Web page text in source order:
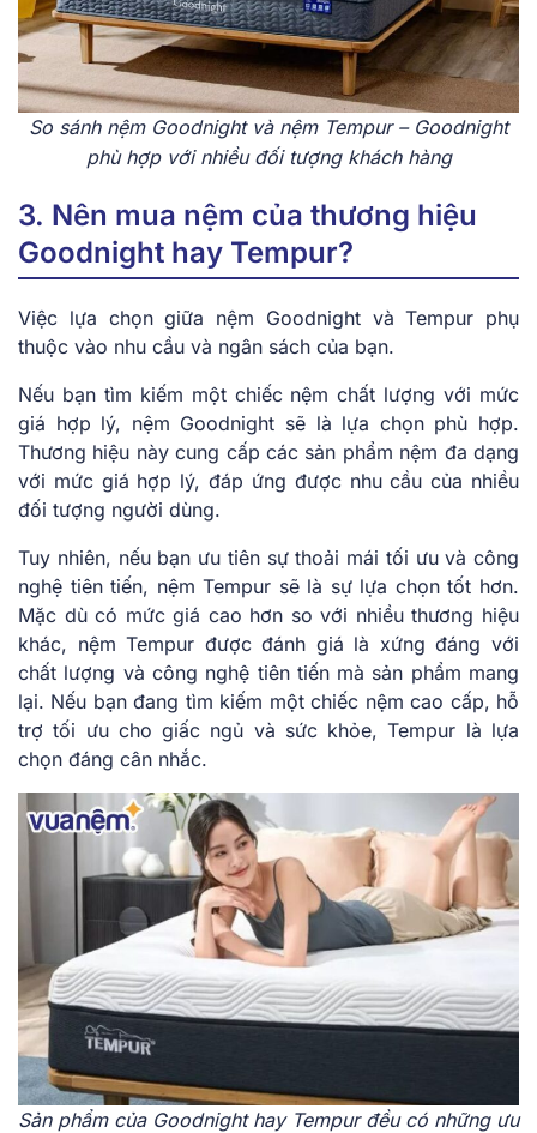
So sánh nệm Goodnight và nệm Tempur – Goodnight
phù hợp với nhiều đối tượng khách hàng
3. Nên mua nệm của thương hiệu
Goodnight hay Tempur?
Việc lựa chọn giữa nệm Goodnight và Tempur phụ
thuộc vào nhu cầu và ngân sách của bạn.
Nếu bạn tìm kiếm một chiếc nệm chất lượng với mức
giá hợp lý, nệm Goodnight sẽ là lựa chọn phù hợp.
Thương hiệu này cung cấp các sản phẩm nệm đa dạng
với mức giá hợp lý, đáp ứng được nhu cầu của nhiều
đối tượng người dùng.
Tuy nhiên, nếu bạn ưu tiên sự thoải mái tối ưu và công
nghệ tiên tiến, nệm Tempur sẽ là sự lựa chọn tốt hơn.
Mặc dù có mức giá cao hơn so với nhiều thương hiệu
khác, nệm Tempur được đánh giá là xứng đáng với
chất lượng và công nghệ tiên tiến mà sản phẩm mang
lại. Nếu bạn đang tìm kiếm một chiếc nệm cao cấp, hỗ
trợ tối ưu cho giấc ngủ và sức khỏe, Tempur là lựa
chọn đáng cân nhắc.
Sản phẩm của Goodnight hay Tempur đều có những ưu